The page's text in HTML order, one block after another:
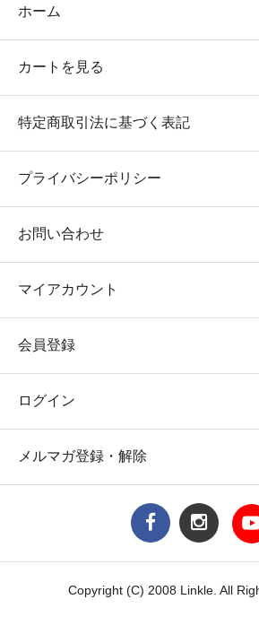
ホーム
カートを見る
特定商取引法に基づく表記
プライバシーポリシー
お問い合わせ
マイアカウント
会員登録
ログイン
メルマガ登録・解除
Copyright (C) 2008 Linkle. All